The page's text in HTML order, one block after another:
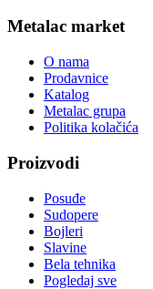
Metalac market
O nama
Prodavnice
Katalog
Metalac grupa
Politika kolačića
Proizvodi
Posuđe
Sudopere
Bojleri
Slavine
Bela tehnika
Pogledaj sve